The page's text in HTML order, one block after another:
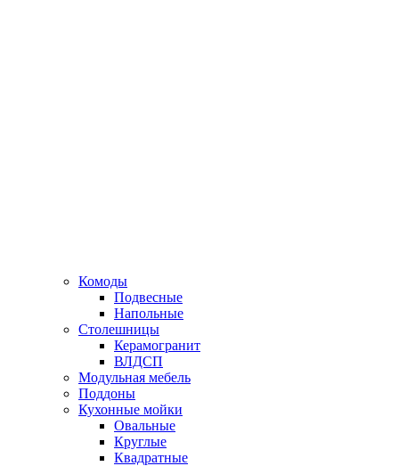
Комоды
Подвесные
Напольные
Столешницы
Керамогранит
ВЛДСП
Модульная мебель
Поддоны
Кухонные мойки
Овальные
Круглые
Квадратные